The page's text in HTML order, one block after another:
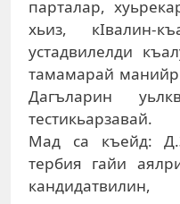
парталар,
хьиз, кIвалин-
устадвилелди
тамамарай
Дагъларин
тестикьарзавай.
Мад са къейд:
тербия гайи